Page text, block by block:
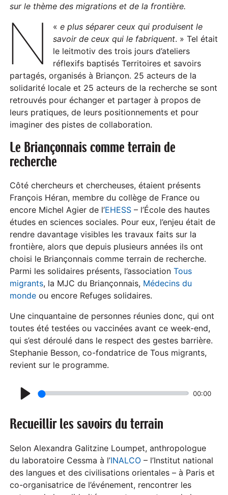
sur le thème des migrations et de la frontière.
«
N
e plus séparer ceux qui produisent le
savoir de ceux qui le fabriquent. » Tel était
le leitmotiv des trois jours d’ateliers
réflexifs baptisés Territoires et savoirs
partagés, organisés à Briançon. 25 acteurs de la
solidarité locale et 25 acteurs de la recherche se sont
retrouvés pour échanger et partager à propos de
leurs pratiques, de leurs positionnements et pour
imaginer des pistes de collaboration.
Le Briançonnais comme terrain de
recherche
Côté chercheurs et chercheuses, étaient présents
François Héran, membre du collège de France ou
encore Michel Agier de l’EHESS – l’École des hautes
études en sciences sociales. Pour eux, l’enjeu était de
rendre davantage visibles les travaux faits sur la
frontière, alors que depuis plusieurs années ils ont
choisi le Briançonnais comme terrain de recherche.
Parmi les solidaires présents, l’associationTous
migrants, la MJC du Briançonnais, Médecins du
monde ou encore Refuges solidaires.
Une cinquantaine de personnes réunies donc, qui ont
toutes été testées ou vaccinées avant ce week-end,
qui s’est déroulé dans le respect des gestes barrière.
Stephanie Besson, co-fondatrice de Tous migrants,
revient sur le programme.
l
y
00:00
Recueillir les savoirs du terrain
Selon Alexandra Galitzine Loumpet, anthropologue
du laboratoire Cessma à l’INALCO – l’Institut national
des langues et des civilisations orientales – à Paris et
co-organisatrice de l’événement, rencontrer les